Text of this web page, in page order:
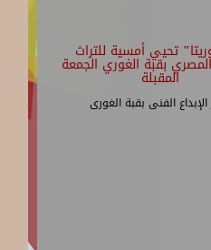
تحيي أمسية للتراث
بقبة الغوري الجمعة
المقبلة
الفنى بقبة الغورى